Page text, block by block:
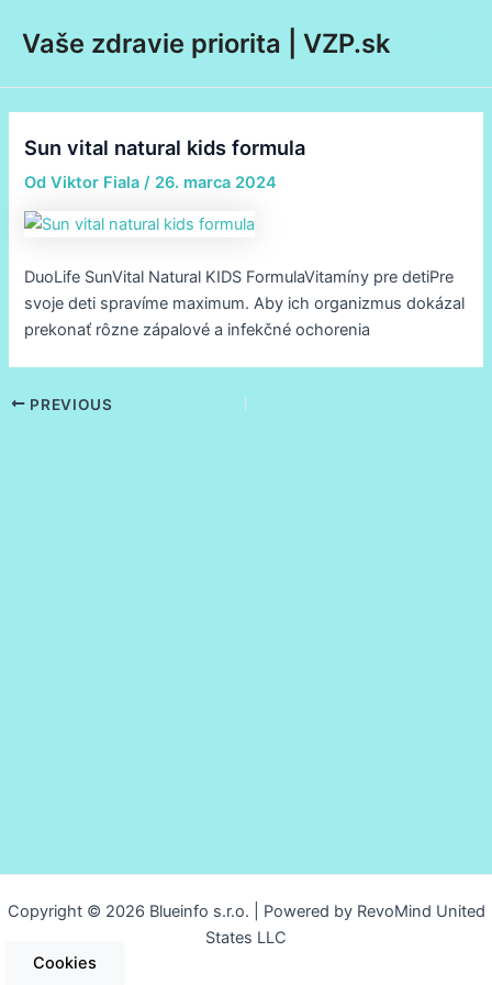
Vaše zdravie priorita | VZP.sk
Sun vital natural kids formula
Od Viktor Fiala/ 26. marca 2024
DuoLife SunVital Natural KIDS FormulaVitamíny pre detiPre
svoje deti spravíme maximum. Aby ich organizmus dokázal
prekonať rôzne zápalové a infekčné ochorenia
navigation
PREVIOUS
Copyright © 2026 Blueinfo s.r.o. | Powered by RevoMind United
States LLC
Cookies